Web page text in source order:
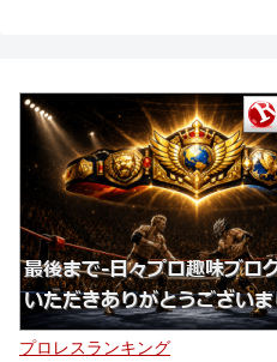
プロレスランキング